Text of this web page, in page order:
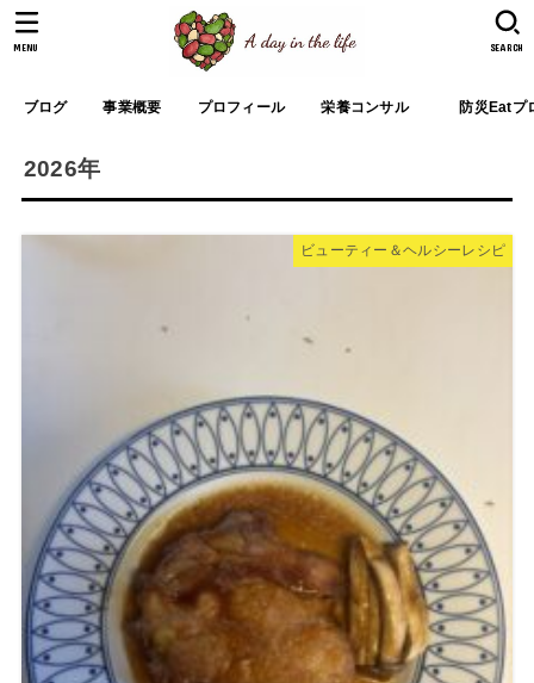
ブログ 事業概要 プロフィール 栄養コンサル 防災Eatプ
SEARCH
MENU
2026年
ビューティー＆ヘルシーレシピ